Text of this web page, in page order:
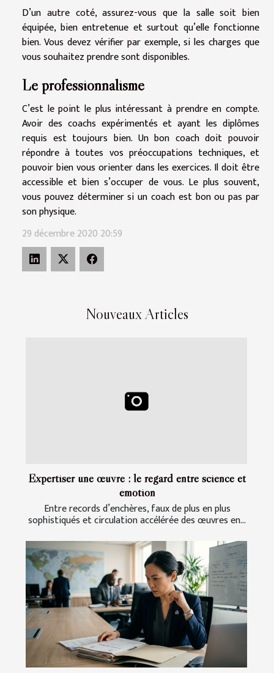
Nouveaux Articles
Expertiser une œuvre : le regard entre science et
émotion
Entre records d’enchères, faux de plus en plus
sophistiqués et circulation accélérée des œuvres en...
D’un autre coté, assurez-vous que la salle soit bien
équipée, bien entretenue et surtout qu’elle fonctionne
bien. Vous devez vérifier par exemple, si les charges que
vous souhaitez prendre sont disponibles.
Le professionnalisme
C’est le point le plus intéressant à prendre en compte.
Avoir des coachs expérimentés et ayant les diplômes
requis est toujours bien. Un bon coach doit pouvoir
répondre à toutes vos préoccupations techniques, et
pouvoir bien vous orienter dans les exercices. Il doit être
accessible et bien s’occuper de vous. Le plus souvent,
vous pouvez déterminer si un coach est bon ou pas par
son physique.
29 décembre 2020 20:59